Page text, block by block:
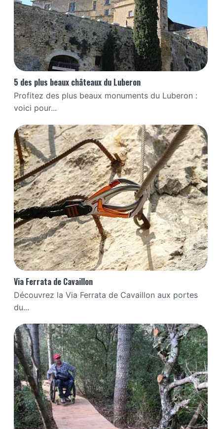
5 des plus beaux châteaux du Luberon
Profitez des plus beaux monuments du Luberon :
voici pour...
Via Ferrata de Cavaillon
Découvrez la Via Ferrata de Cavaillon aux portes
du...